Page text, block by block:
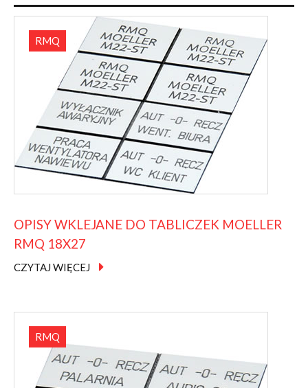
POLITYKA PRYWATNOŚCI
RMQ
OPISYWKLEJANE DO TABLICZEK MOELLER
RMQ 18X27
CZYTAJ WIĘCEJ
RMQ